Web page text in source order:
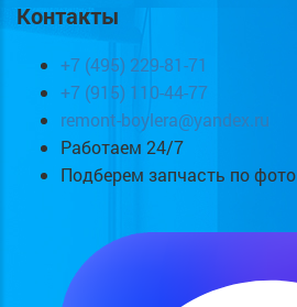
Контакты
+7 (495) 229-81-71
+7 (915) 110-44-77
remont-boylera@yandex.ru
Работаем 24/7
Подберем запчасть по фото